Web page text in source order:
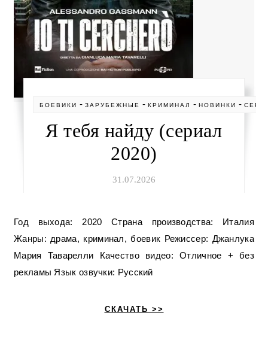
БОЕВИКИ -ЗАРУБЕЖНЫЕ -КРИМИНАЛ -НОВИНКИ -
Я тебя найду (сериал
2020)
31.07.2026
Год выхода: 2020 Страна производства: Италия
Жанры: драма, криминал, боевик Режиссер: Джанлука
Мария Таварелли Качество видео: Отличное + без
рекламы Язык озвучки: Русский
СКАЧАТЬ >>